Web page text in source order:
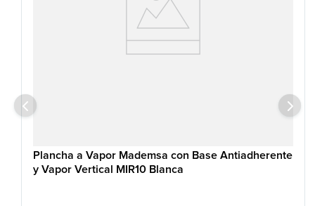
Plancha a Vapor Mademsa con Base Antiadherente
y Vapor Vertical MIR10 Blanca